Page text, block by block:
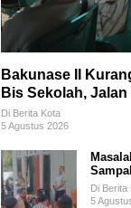
Bakunase II
Bis Sekolah,
Susah Pupuk
Di Berita Kota
5 Agustus 2026
Di Berita
5